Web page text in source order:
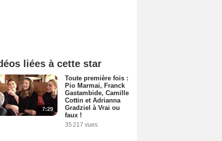
liées à cette star
7:29
Toute première fois :
Pio Marmai, Franck
Gastambide, Camille
Cottin et Adrianna
Gradziel à Vrai ou
faux !
35 217 vues